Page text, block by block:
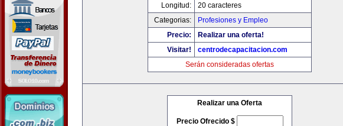
Longitud:
20 caracteres
Categorias:
Profesiones y Empleo
Precio:
Realizar una oferta!
Visitar!
centrodecapacitacion.com
Serán consideradas ofertas
Realizar una Oferta
Precio Ofrecido $